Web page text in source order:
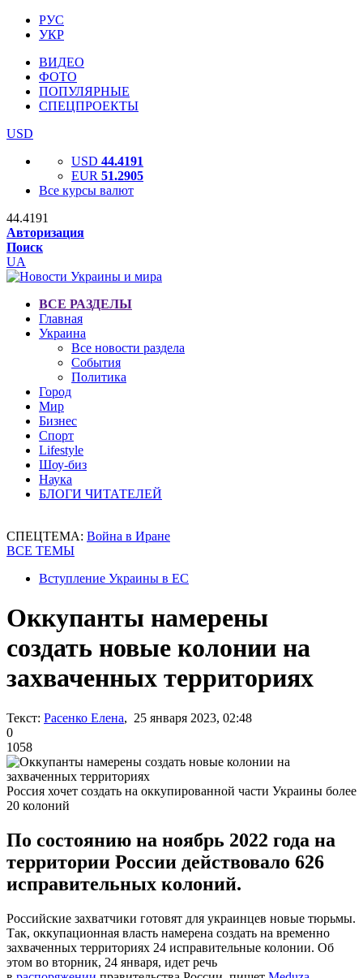
РУС
УКР
ВИДЕО
ФОТО
ПОПУЛЯРНЫЕ
СПЕЦПРОЕКТЫ
USD
USD 44.4191
EUR 51.2905
Все курсы валют
44.4191
Авторизация
Поиск
UA
ВСЕ РАЗДЕЛЫ
Главная
Украина
Все новости раздела
События
Политика
Город
Мир
Бизнес
Спорт
Lifestyle
Шоу-биз
Наука
БЛОГИ ЧИТАТЕЛЕЙ
СПЕЦТЕМА: Война в Иране
ВСЕ ТЕМЫ
Вступление Украины в ЕС
Оккупанты намерены
создать новые колонии на
захваченных территориях
Текст: Расенко Елена, 25 января 2023, 02:48
0
1058
Россия хочет создать на оккупированной части Украины более
20 колоний
По состоянию на ноябрь 2022 года на
территории России действовало 626
исправительных колоний.
Российские захватчики готовят для украинцев новые тюрьмы.
Так, оккупационная власть намерена создать на временно
захваченных территориях 24 исправительные колонии. Об
этом во вторник, 24 января, идет речь